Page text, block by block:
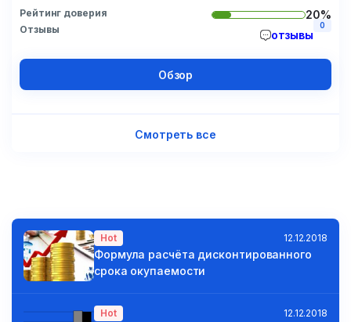
Рейтинг доверия 20%
Отзывы отзывы
0
Обзор
Смотреть все
Hot 12.12.2018
Формула расчёта дисконтированного
срока окупаемости
Hot 12.12.2018